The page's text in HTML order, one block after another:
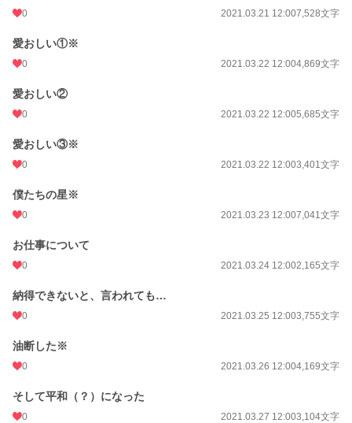
0 2021.03.21 12:007,528文字
愛おしい①※
0 2021.03.22 12:004,869文字
愛おしい②
0 2021.03.22 12:005,685文字
愛おしい③※
0 2021.03.22 12:003,401文字
僕たちの星※
0 2021.03.23 12:007,041文字
お仕事について
0 2021.03.24 12:002,165文字
納得できないと、言われても…
0 2021.03.25 12:003,755文字
油断した※
0 2021.03.26 12:004,169文字
そして平和（？）になった
0 2021.03.27 12:003,104文字